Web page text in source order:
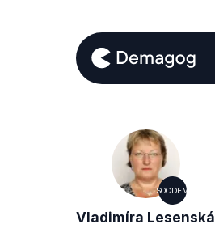
SOCDEM
Vladimíra Lesenská